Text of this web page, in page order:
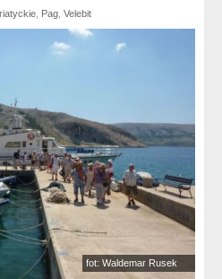
Pag Velebit
fot: Waldemar Rusek